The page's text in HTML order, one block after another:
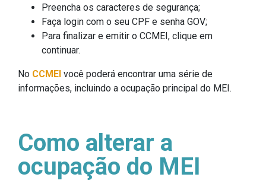
Preencha os caracteres de segurança;
Faça login com o seu CPF e senha GOV;
Para finalizar e emitir o CCMEI, clique em
continuar.
No CCMEI você poderá encontrar uma série de
informações, incluindo a ocupação principal do MEI.
Como alterar a
ocupação do MEI